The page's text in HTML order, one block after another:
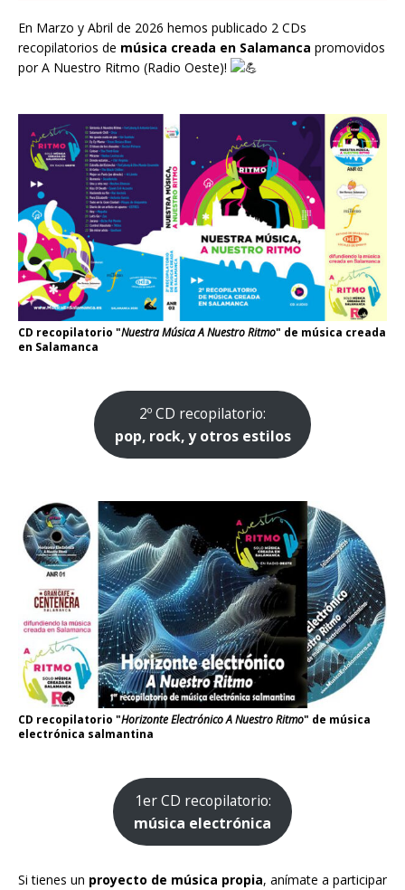
En Marzo y Abril de 2026 hemos publicado 2 CDs
recopilatorios de música creada en Salamanca promovidos
porA Nuestro Ritmo (Radio Oeste)!
CD recopilatorio "Nuestra Música A Nuestro Ritmo" de música creada
en Salamanca
2º CD recopilatorio:
pop, rock, y otros estilos
CD recopilatorio "Horizonte Electrónico A Nuestro Ritmo" de música
electrónica salmantina
1er CD recopilatorio:
música electrónica
Si tienes un proyecto de música propia, anímate a participar